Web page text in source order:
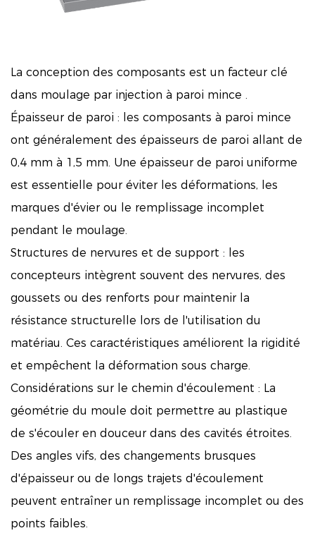
La conception des composants est un facteur clé
dans moulage par injection à paroi mince .
Épaisseur de paroi : les composants à paroi mince
ont généralement des épaisseurs de paroi allant de
0,4 mm à 1,5 mm. Une épaisseur de paroi uniforme
est essentielle pour éviter les déformations, les
marques d'évier ou le remplissage incomplet
pendant le moulage.
Structures de nervures et de support : les
concepteurs intègrent souvent des nervures, des
goussets ou des renforts pour maintenir la
résistance structurelle lors de l'utilisation du
matériau. Ces caractéristiques améliorent la rigidité
et empêchent la déformation sous charge.
Considérations sur le chemin d'écoulement : La
géométrie du moule doit permettre au plastique
de s'écouler en douceur dans des cavités étroites.
Des angles vifs, des changements brusques
d'épaisseur ou de longs trajets d'écoulement
peuvent entraîner un remplissage incomplet ou des
points faibles.